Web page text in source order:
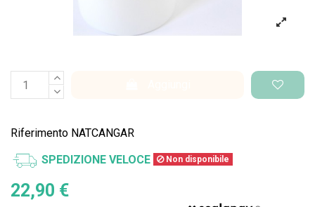
Riferimento NATCANGAR
SPEDIZIONE VELOCE Non disponibile
22,90 €